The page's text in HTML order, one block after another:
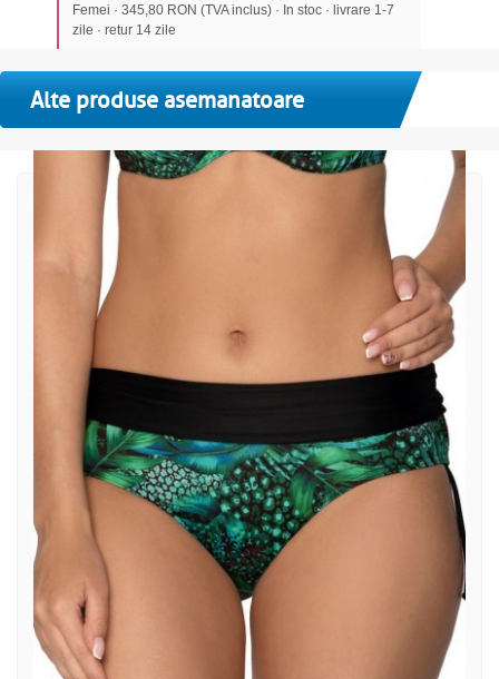
Femei · 345,80 RON (TVA inclus) · In stoc · livrare 1-7
zile · retur 14 zile
Alte produse asemanatoare